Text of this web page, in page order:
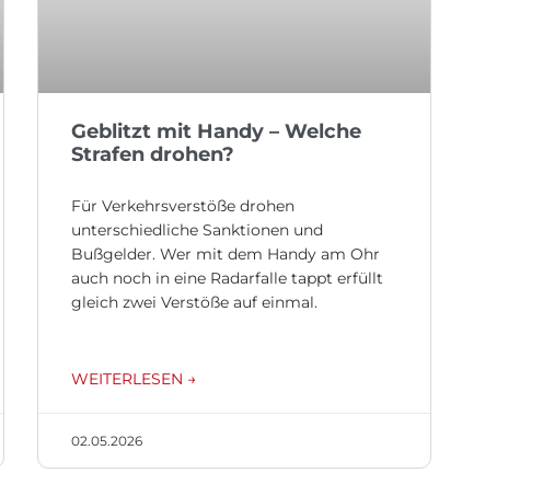
Geblitzt mit Handy – Welche
Strafen drohen?
Für Verkehrsverstöße drohen
unterschiedliche Sanktionen und
Bußgelder. Wer mit dem Handy am Ohr
auch noch in eine Radarfalle tappt erfüllt
gleich zwei Verstöße auf einmal.
WEITERLESEN →
02.05.2026